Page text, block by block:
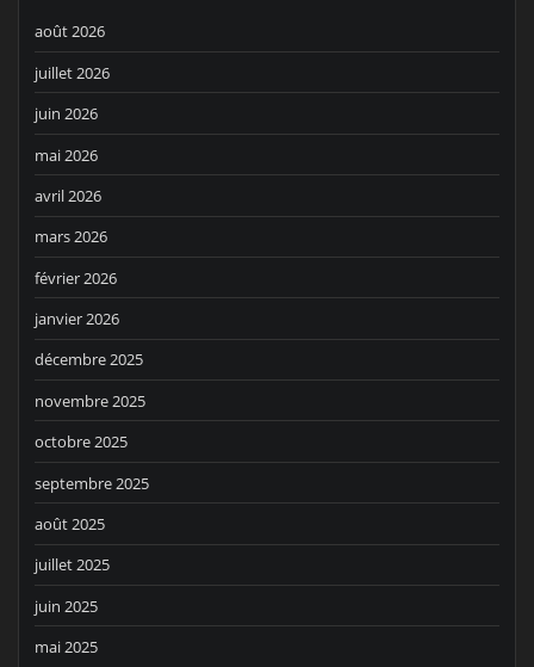
août 2026
juillet 2026
juin 2026
mai 2026
avril 2026
mars 2026
février 2026
janvier 2026
décembre 2025
novembre 2025
octobre 2025
septembre 2025
août 2025
juillet 2025
juin 2025
mai 2025